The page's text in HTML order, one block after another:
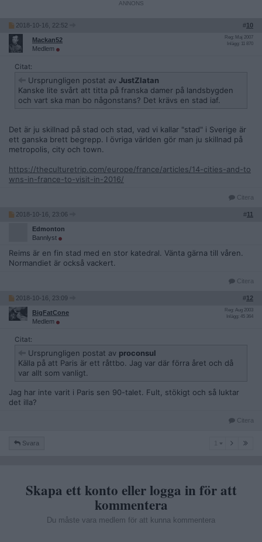
2018-10-16, 22:52 #10
Mackan52
Medlem
Reg: Maj 2007
Inlägg: 11 870
Citat:
Ursprungligen postat av JustZlatan
Kanske lite svårt att titta på franska damer på landsbygden
och vart ska man bo någonstans? Det krävs en stad iaf.
Det är ju skillnad på stad och stad, vad vi kallar "stad" i Sverige är
ett ganska brett begrepp. I övriga världen gör man ju skillnad på
metropolis, city och town.
https://theculturetrip.com/europe/france/articles/14-cities-and-to
wns-in-france-to-visit-in-2016/
Citera
2018-10-16, 23:06 #11
Edmonton
Bannlyst
Reims är en fin stad med en stor katedral. Vänta gärna till våren.
Normandiet är också vackert.
Citera
2018-10-16, 23:09 #12
BigFatCone
Medlem
Reg: Aug 2003
Inlägg: 45 364
Citat:
Ursprungligen postat av proconsul
Källa på att Paris är ett råttbo. Jag var där förra året och då
var allt som vanligt.
Jag har inte varit i Paris sen 90-talet. Fult, stökigt och så luktar
det illa?
Citera
Svara
Skapa ett konto eller logga in för att
kommentera
Du måste vara medlem för att kunna kommentera